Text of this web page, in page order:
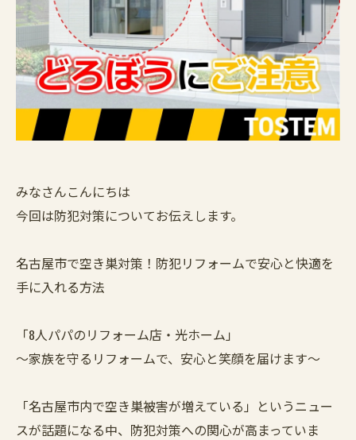
みなさんこんにちは
今回は防犯対策についてお伝えします。
名古屋市で空き巣対策！防犯リフォームで安心と快適を
手に入れる方法
「8人パパのリフォーム店・光ホーム」
～家族を守るリフォームで、安心と笑顔を届けます～
「名古屋市内で空き巣被害が増えている」というニュー
スが話題になる中、防犯対策への関心が高まっていま